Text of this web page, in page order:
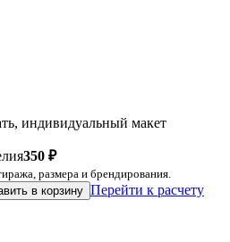
индивидуальный макет
350 ₽
размера и брендирования.
в корзину Перейти к расчету